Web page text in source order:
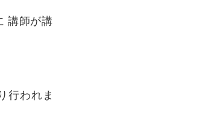
講師が講
行われま